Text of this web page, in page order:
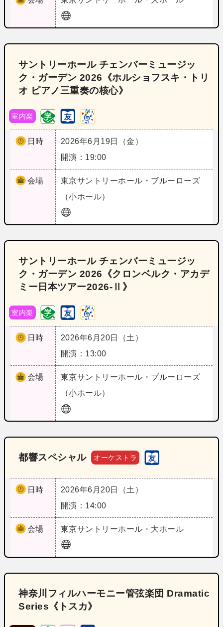
サントリーホール チェンバーミュージッ
ク・ガーデン 2026《ホルショフスキ・トリ
オ ピアノ三重奏の核心》
室内楽
日時
2026年6月19日（金）
開演：19:00
会場 東京サントリーホール・ブルーローズ
（小ホール）
サントリーホール チェンバーミュージッ
ク・ガーデン 2026《クロンベルク・アカデ
ミー日本ツアー2026-Ⅱ》
室内楽
日時
2026年6月20日（土）
開演：13:00
会場 東京サントリーホール・ブルーローズ
（小ホール）
都響スペシャル オーケストラ
日時
2026年6月20日（土）
開演：14:00
会場 東京サントリーホール・大ホール
神奈川フィルハーモニー管弦楽団 Dramatic
Series《トスカ》